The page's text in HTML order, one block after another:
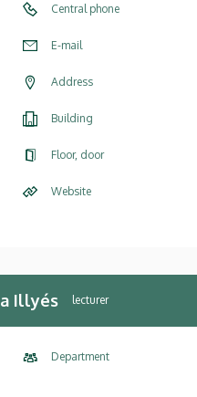
Central phone
E-mail
Address
Building
Floor, door
Website
Illyés lecturer
Department